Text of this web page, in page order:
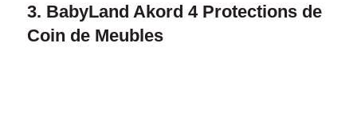
3. BabyLand Akord 4 Protections de
Coin de Meubles